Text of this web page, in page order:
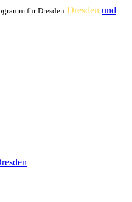
für Dresden Dresden und